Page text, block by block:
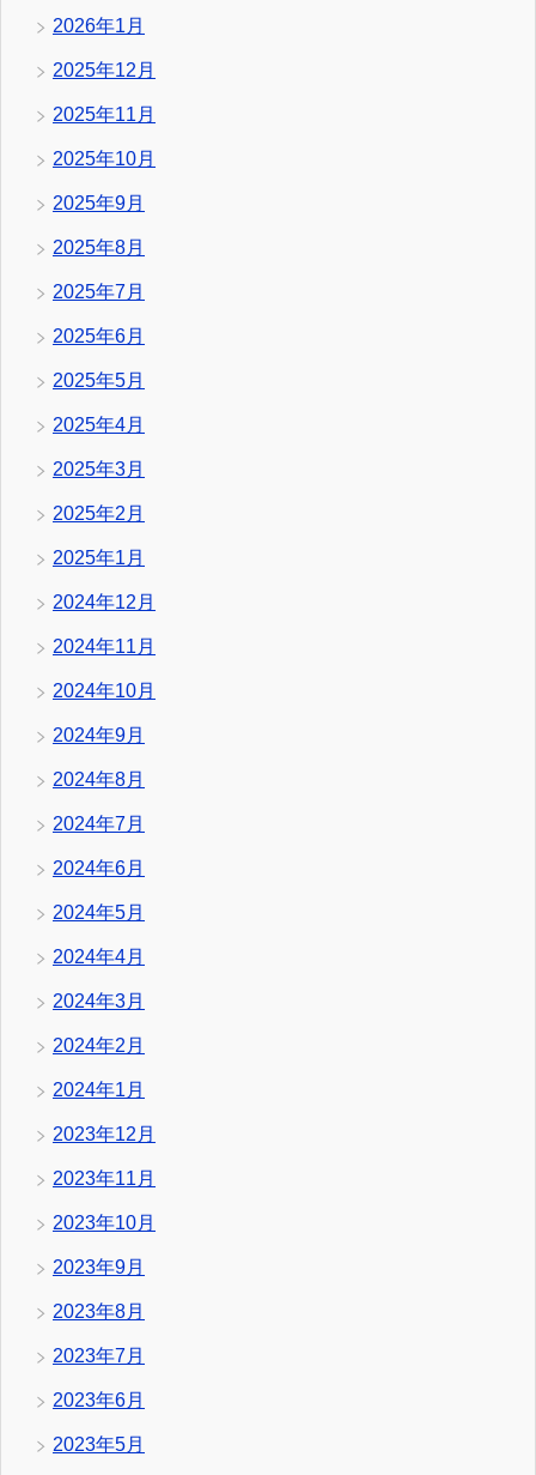
2026年1月
2025年12月
2025年11月
2025年10月
2025年9月
2025年8月
2025年7月
2025年6月
2025年5月
2025年4月
2025年3月
2025年2月
2025年1月
2024年12月
2024年11月
2024年10月
2024年9月
2024年8月
2024年7月
2024年6月
2024年5月
2024年4月
2024年3月
2024年2月
2024年1月
2023年12月
2023年11月
2023年10月
2023年9月
2023年8月
2023年7月
2023年6月
2023年5月